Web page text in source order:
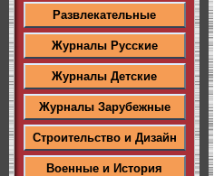
Развлекательные
Журналы Русские
Журналы Детские
Журналы Зарубежные
Строительство и Дизайн
Военные и История